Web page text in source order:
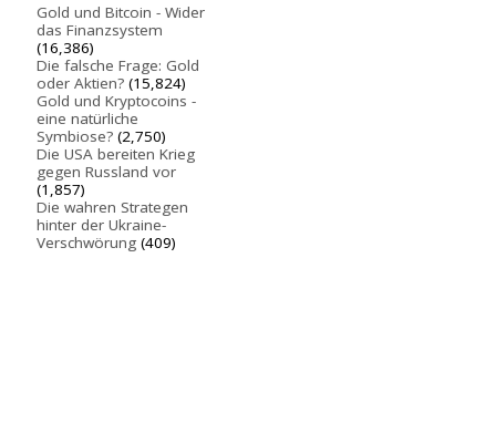
Gold und Bitcoin - Wider
das Finanzsystem
(16,386)
Die falsche Frage: Gold
oder Aktien? (15,824)
Gold und Kryptocoins -
eine natürliche
Symbiose? (2,750)
Die USA bereiten Krieg
gegen Russland vor
(1,857)
Die wahren Strategen
hinter der Ukraine-
Verschwörung (409)